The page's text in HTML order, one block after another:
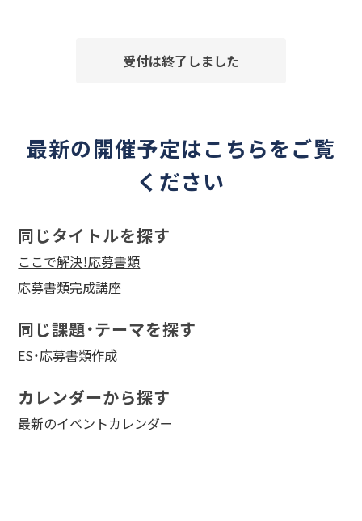
受付は終了しました
最新の開催予定はこちらをご覧
ください
同じタイトルを探す
ここで解決！応募書類
応募書類完成講座
同じ課題・テーマを探す
ES・応募書類作成
カレンダーから探す
最新のイベントカレンダー